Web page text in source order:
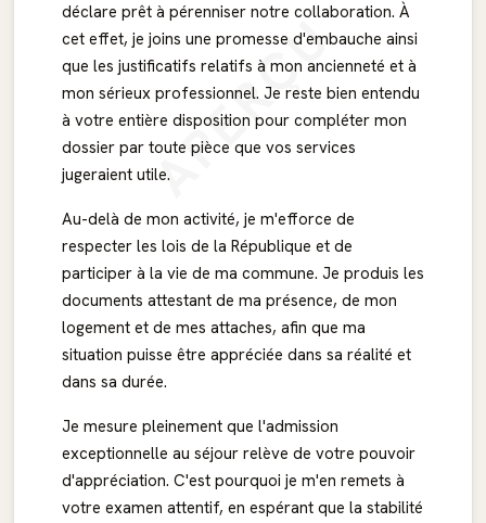
APERÇU
déclare prêt à pérenniser notre collaboration. À
cet effet, je joins une promesse d'embauche ainsi
que les justificatifs relatifs à mon ancienneté et à
mon sérieux professionnel. Je reste bien entendu
à votre entière disposition pour compléter mon
dossier par toute pièce que vos services
jugeraient utile.
Au-delà de mon activité, je m'efforce de
respecter les lois de la République et de
participer à la vie de ma commune. Je produis les
documents attestant de ma présence, de mon
logement et de mes attaches, afin que ma
situation puisse être appréciée dans sa réalité et
dans sa durée.
Je mesure pleinement que l'admission
exceptionnelle au séjour relève de votre pouvoir
d'appréciation. C'est pourquoi je m'en remets à
votre examen attentif, en espérant que la stabilité